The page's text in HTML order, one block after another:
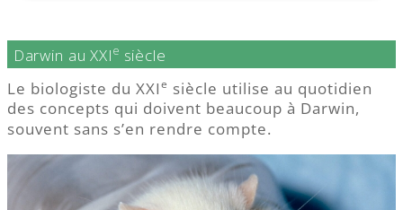
Darwin au XXIe siècle
Le biologiste du XXIe siècle utilise au quotidien
des concepts qui doivent beaucoup à Darwin,
souvent sans s’en rendre compte.